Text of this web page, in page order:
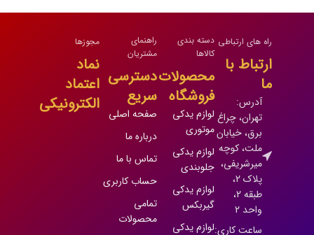
راه های ارتباطی
ارتباط با
ما
آدرس:
تهران، چراغ
برق، خیابان
ملت، کوچه
میرشریفی،
پلاک 2،
طبقه 2،
واحد 2
ساعت کاری:
دسته بندی
کالاها
محصولات
فروشگاه
لوازم یدکی
موتوری
لوازم یدکی
جلوبندی
لوازم یدکی
گیربکس
لوازم یدکی
راهنمای
مشتریان
دسترسی
سریع
صفحه اصلی
درباره ما
تماس با ما
حساب کاربری
تمامی
محصولات
مجوزها
نماد
اعتماد
الکترونیکی